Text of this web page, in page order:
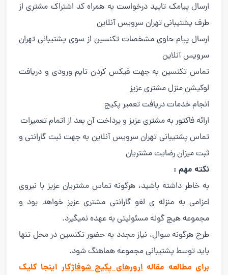
ارسال پیامک تایید درخواست به همراه کد اشتراک مشتری از
طرف پشتیبانی تهران سرویس آنلاین
ارسال پیام حاوی مشخصات تکنسین از سوی پشتیبانی تهران
سرویس آنلاین
تماس تکنسین به جهت فیکس کردن تایم ورودی و دریافت
لوکیشن منزل مشتری عزیز
انجام خدمات دریافت تعمیر پکیج
ارائه فاکتور به مشتری عزیز و پرداخت آن بعد از اتمام تعمیرات
تماس پشتیبانی تهران سرویس آنلاین به جهت ثبت گارانتی و
ثبت میزان رضایت مشتریان
نکته مهم :
به خاطر داشته باشید، هرگونه تماس مشتریان عزیز با نیروی
اعزامی به منزله ی لغو گارانتی مشتری عزیز خواهد بود و
مجموعه هیچ گونه مسئولیتی به عهده نمیگیرد.
طرح هرگونه سوال، نیاز مجدد به حضور تکنسین در محل تنها
باید توسط پشتیبانی مجموعه هماهنگ شود.
برای مطالعه مقالهارورهای پکیج شوفاژکار اینجا کلیک